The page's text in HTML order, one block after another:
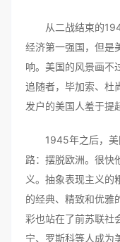
从二战结束的
经济第一强国，但是
响。美国的风景画不
追随者，毕加索、杜
发户的美国人羞于提
1945年之后，美
路：摆脱欧洲。很快
义。抽象表现主义的
的经典、精致和优雅
彩也站在了前苏联社
宁、罗斯科等人成为